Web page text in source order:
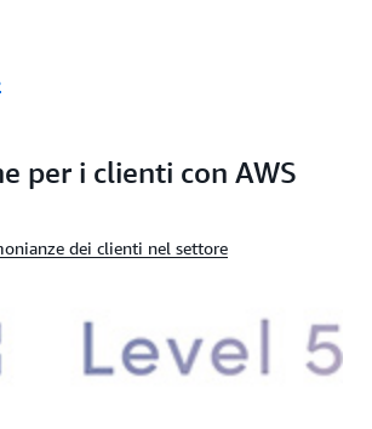
per i clienti con AWS
dei clienti nel settore